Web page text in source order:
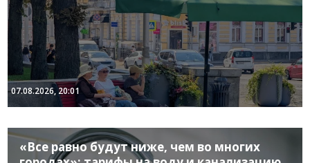
07.08.2026, 20:01
«Все равно будут ниже, чем во многих